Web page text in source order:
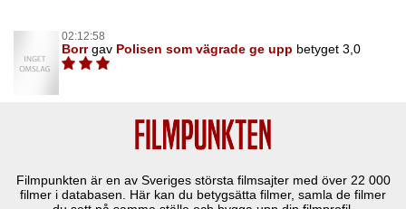
02:12:58
Borrgav Polisen som vägrade ge upp betyget 3,0
Filmpunkten är en av Sveriges största filmsajter med över 22 000
filmer i databasen. Här kan du betygsätta filmer, samla de filmer